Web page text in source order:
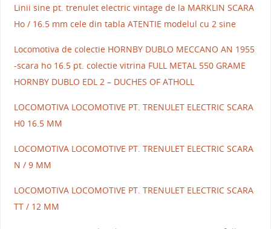
Linii sine pt. trenulet electric vintage de la MARKLIN SCARA
Ho / 16.5 mm cele din tabla ATENTIE modelul cu 2 sine
Locomotiva de colectie HORNBY DUBLO MECCANO AN 1955
-scara ho 16.5 pt. colectie vitrina FULL METAL 550 GRAME
HORNBY DUBLO EDL 2 – DUCHES OF ATHOLL
LOCOMOTIVA LOCOMOTIVE PT. TRENULET ELECTRIC SCARA
H0 16.5 MM
LOCOMOTIVA LOCOMOTIVE PT. TRENULET ELECTRIC SCARA
N / 9 MM
LOCOMOTIVA LOCOMOTIVE PT. TRENULET ELECTRIC SCARA
TT / 12 MM